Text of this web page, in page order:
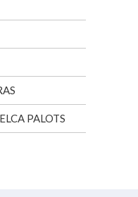
PALOTS